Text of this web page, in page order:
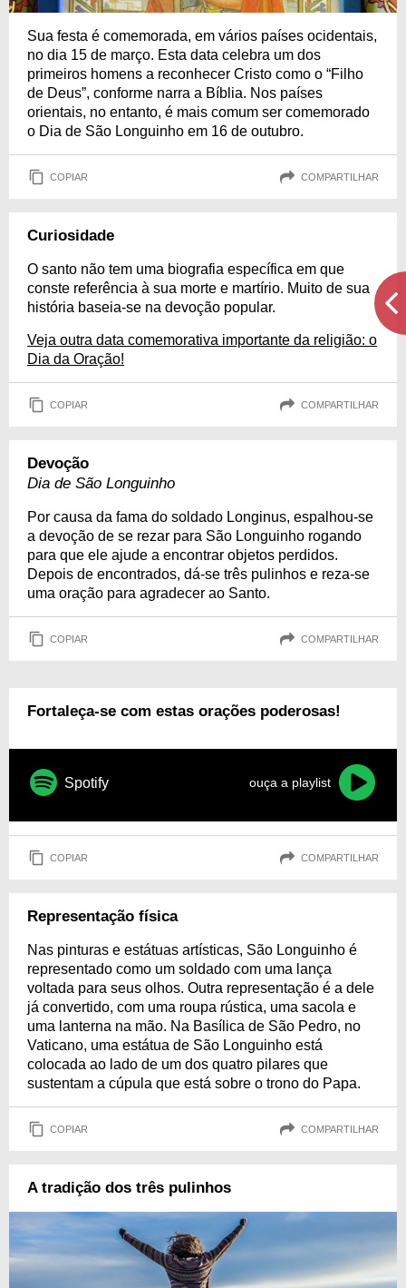
Sua festa é comemorada, em vários países ocidentais,
no dia 15 de março. Esta data celebra um dos
primeiros homens a reconhecer Cristo como o “Filho
de Deus”, conforme narra a Bíblia. Nos países
orientais, no entanto, é mais comum ser comemorado
o Dia de São Longuinho em 16 de outubro.
COPIAR COMPARTILHAR
Curiosidade
O santo não tem uma biografia específica em que
conste referência à sua morte e martírio. Muito de sua
história baseia-se na devoção popular.
Veja outra data comemorativa importante da religião: o
Dia da Oração!
COPIAR COMPARTILHAR
Devoção
Dia de São Longuinho
Por causa da fama do soldado Longinus, espalhou-se
a devoção de se rezar para São Longuinho rogando
para que ele ajude a encontrar objetos perdidos.
Depois de encontrados, dá-se três pulinhos e reza-se
uma oração para agradecer ao Santo.
COPIAR COMPARTILHAR
Fortaleça-se com estas orações poderosas!
Spotify ouça a playlist
COPIAR COMPARTILHAR
Representação física
Nas pinturas e estátuas artísticas, São Longuinho é
representado como um soldado com uma lança
voltada para seus olhos. Outra representação é a dele
já convertido, com uma roupa rústica, uma sacola e
uma lanterna na mão. Na Basílica de São Pedro, no
Vaticano, uma estátua de São Longuinho está
colocada ao lado de um dos quatro pilares que
sustentam a cúpula que está sobre o trono do Papa.
COPIAR COMPARTILHAR
A tradição dos três pulinhos